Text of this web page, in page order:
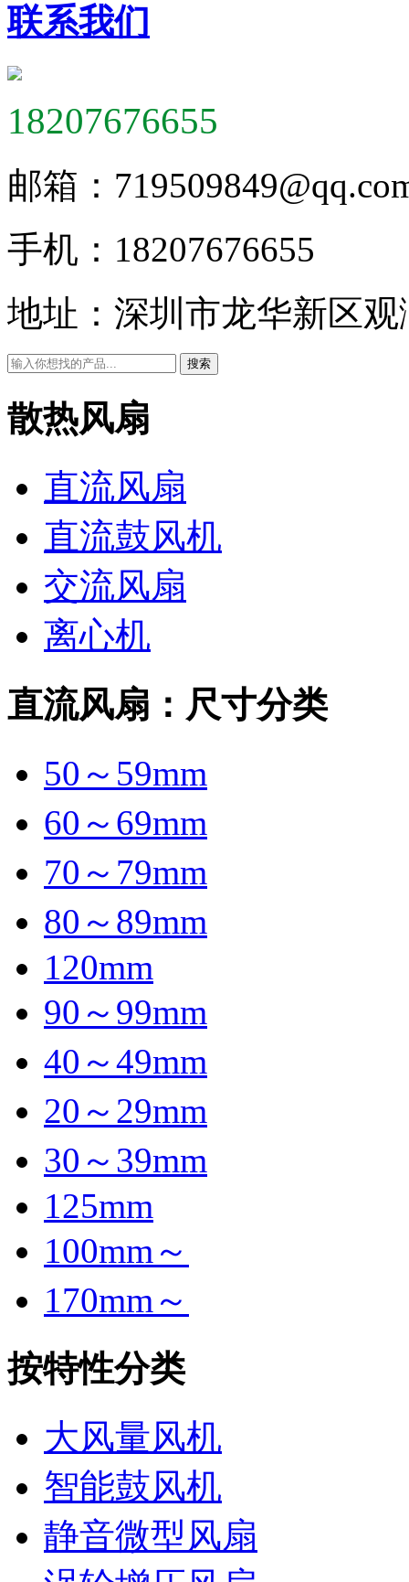
联系我们
18207676655
邮箱：
手机： 18207676655
地址： 深圳市龙华新区
搜索
散热风扇
直流风扇
直流鼓风机
交流风扇
离心机
直流风扇：尺寸分类
50～59mm
60～69mm
70～79mm
80～89mm
120mm
90～99mm
40～49mm
20～29mm
30～39mm
125mm
100mm～
170mm～
按特性分类
大风量风机
智能鼓风机
静音微型风扇